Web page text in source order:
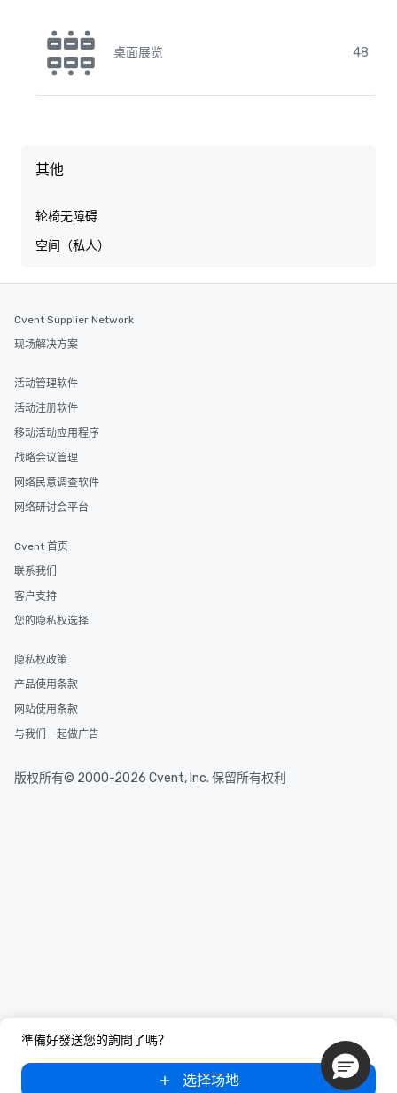
桌面展览 48
其他
轮椅无障碍
空间（私人）
準備好發送您的詢問了嗎？
选择场地
Cvent Supplier Network
现场解决方案
活动管理软件
活动注册软件
移动活动应用程序
战略会议管理
网络民意调查软件
网络研讨会平台
Cvent 首页
联系我们
客户支持
您的隐私权选择
隐私权政策
产品使用条款
网站使用条款
与我们一起做广告
版权所有© 2000-2026 Cvent, Inc. 保留所有权利